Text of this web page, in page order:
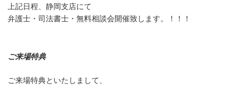
上記日程、静岡支店にて
弁護士・司法書士・無料相談会開催致します。！！！
ご来場特典
ご来場特典といたしまして、